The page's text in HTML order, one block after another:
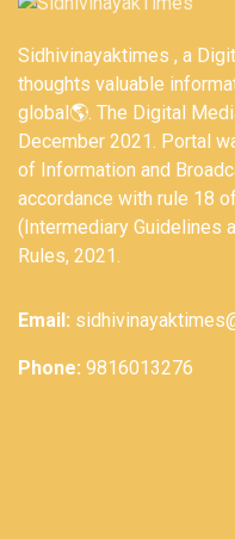
Sidhivinayaktimes , a
thoughts valuable
global🌎. The Digital
December 2021. Portal
of Information and
accordance with rule 18
(Intermediary Guidelines
Rules, 2021.
Email:
Phone: 9816013276